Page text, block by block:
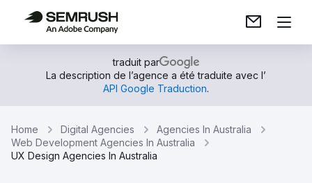
traduit par
La description de l’agence a été traduite avec l’
API Google Traduction.
Home Digital Agencies
Agencies In Australia
Web Development Agencies In Australia
UX Design Agencies In Australia